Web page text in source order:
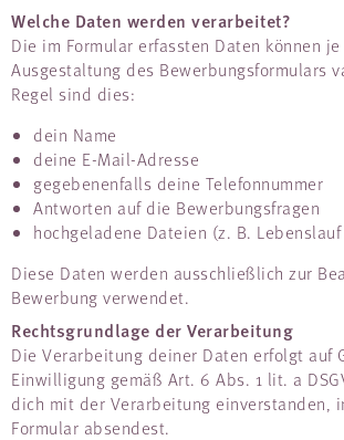
Welche Daten werden verarbeitet?
Die im Formular erfassten Daten können je
Ausgestaltung des Bewerbungsformulars
Regel sind dies:
dein Name
deine E-Mail-Adresse
gegebenenfalls deine Telefonnummer
Antworten auf die Bewerbungsfragen
hochgeladene Dateien (z. B.
Diese Daten werden ausschließlich zur
Bewerbung verwendet.
Rechtsgrundlage der Verarbeitung
Die Verarbeitung deiner Daten erfolgt auf
Einwilligung gemäß Art. 6 Abs. 1 lit. a
dich mit der Verarbeitung einverstanden,
Formular absendest.